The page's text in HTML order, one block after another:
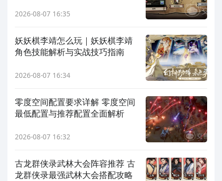
2026-08-07 16:35
妖妖棋李靖怎么玩｜妖妖棋李靖
角色技能解析与实战技巧指南
2026-08-07 16:34
零度空间配置要求详解 零度空间
最低配置与推荐配置全面解析
2026-08-07 16:32
古龙群侠录武林大会阵容推荐 古
龙群侠录最强武林大会搭配攻略